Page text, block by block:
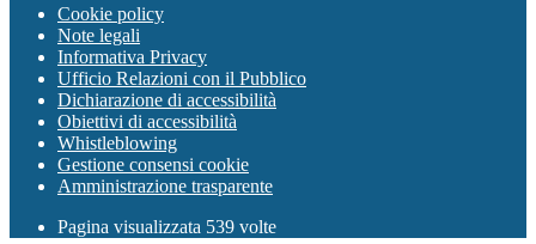
Cookie policy
Note legali
Informativa Privacy
Ufficio Relazioni con il Pubblico
Dichiarazione di accessibilità
Obiettivi di accessibilità
Whistleblowing
Gestione consensi cookie
Amministrazione trasparente
Pagina visualizzata 539 volte